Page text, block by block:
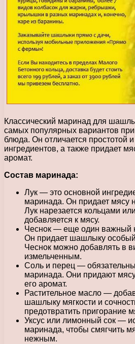
Классический маринад для
самых популярных вариантов
блюда. Он отличается простотой
ингредиентов, а также придает
аромат.
Состав маринада:
Лук — это основной
маринада. Он придает мясу
Лук нарезается кольцами
добавляется к мясу.
Чеснок — еще один важный
Он придает шашлыку особый
Чеснок можно добавлять в
измельченным.
Соль и перец —
маринада. Они придают
его аромат.
Растительное масло —
шашлыку мягкости и
предотвратить пригорание
Уксус или лимонный сок —
маринада, чтобы смягчить
нежным.